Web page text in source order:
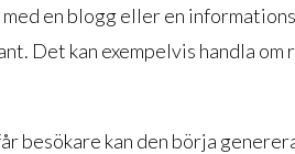
en blogg eller en
Det kan exempelvis handla
besökare kan den börja